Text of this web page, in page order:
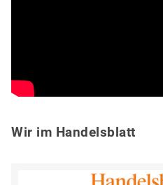
Wir im Handelsblatt